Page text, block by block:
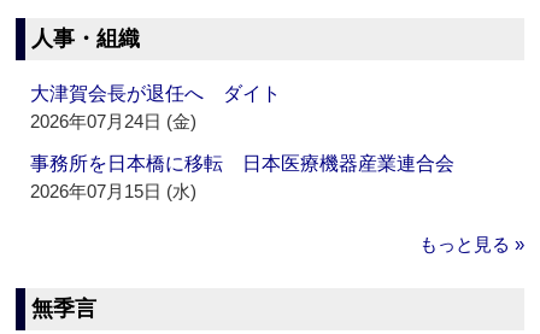
人事・組織
大津賀会長が退任へ ダイト
2026年07月24日 (金)
事務所を日本橋に移転 日本医療機器産業連合会
2026年07月15日 (水)
もっと見る »
無季言